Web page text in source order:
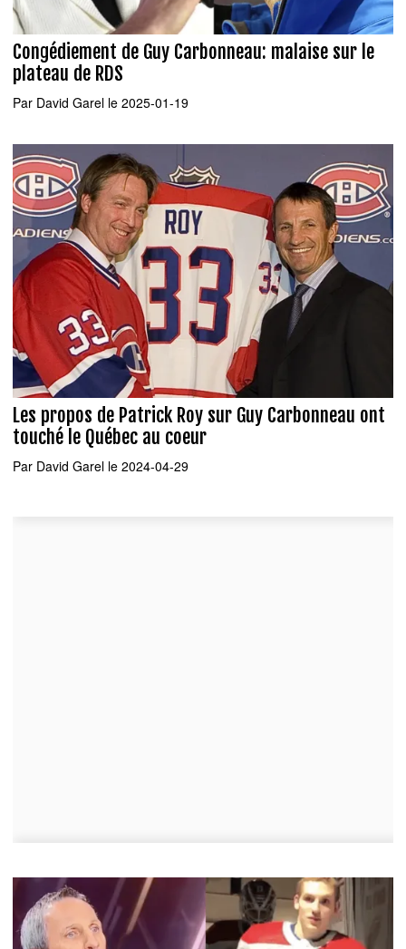
Congédiement de Guy Carbonneau: malaise sur le
plateau de RDS
Par David Garel le 2025-01-19
Les propos de Patrick Roy sur Guy Carbonneau ont
touché le Québec au coeur
Par David Garel le 2024-04-29